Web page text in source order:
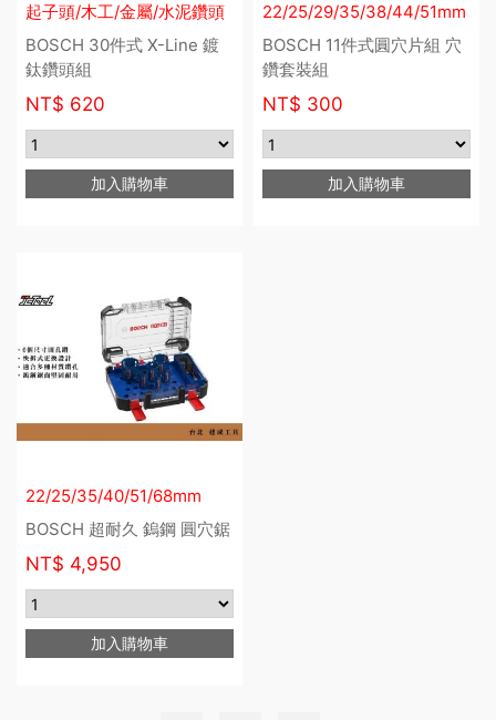
起子頭/木工/金屬/水泥鑽頭
BOSCH 30件式 X-Line 鍍
鈦鑽頭組
NT$ 620
加入購物車
22/25/29/35/38/44/51mm
BOSCH 11件式圓穴片組 穴
鑽套裝組
NT$ 300
加入購物車
22/25/35/40/51/68mm
BOSCH 超耐久 鎢鋼 圓穴鋸
NT$ 4,950
加入購物車